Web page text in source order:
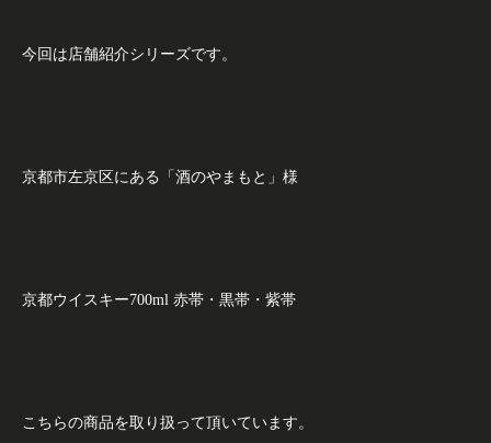
今回は店舗紹介シリーズです。
京都市左京区にある「酒のやまもと」様
京都ウイスキー700ml 赤帯・黒帯・紫帯
こちらの商品を取り扱って頂いています。